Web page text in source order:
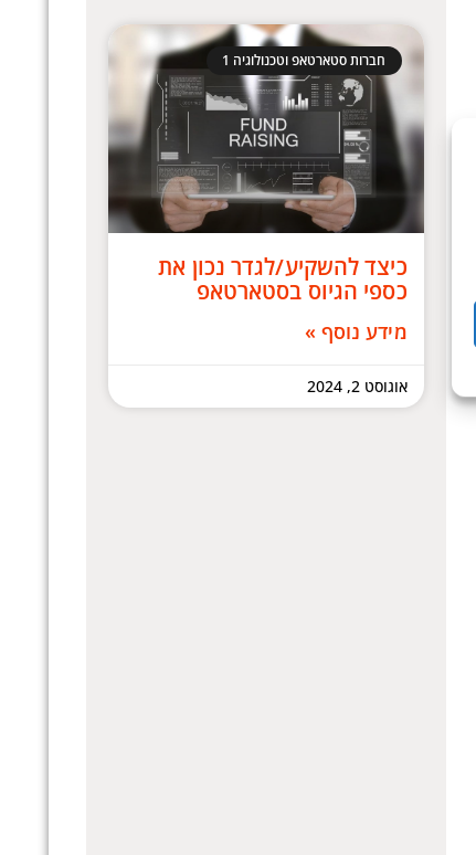
חברות סטארטאפ וטכנולוגיה 1
כיצד להשקיע/לגדר נכון את
כספי הגיוס בסטארטאפ
מידע נוסף »
אוגוסט 2, 2024